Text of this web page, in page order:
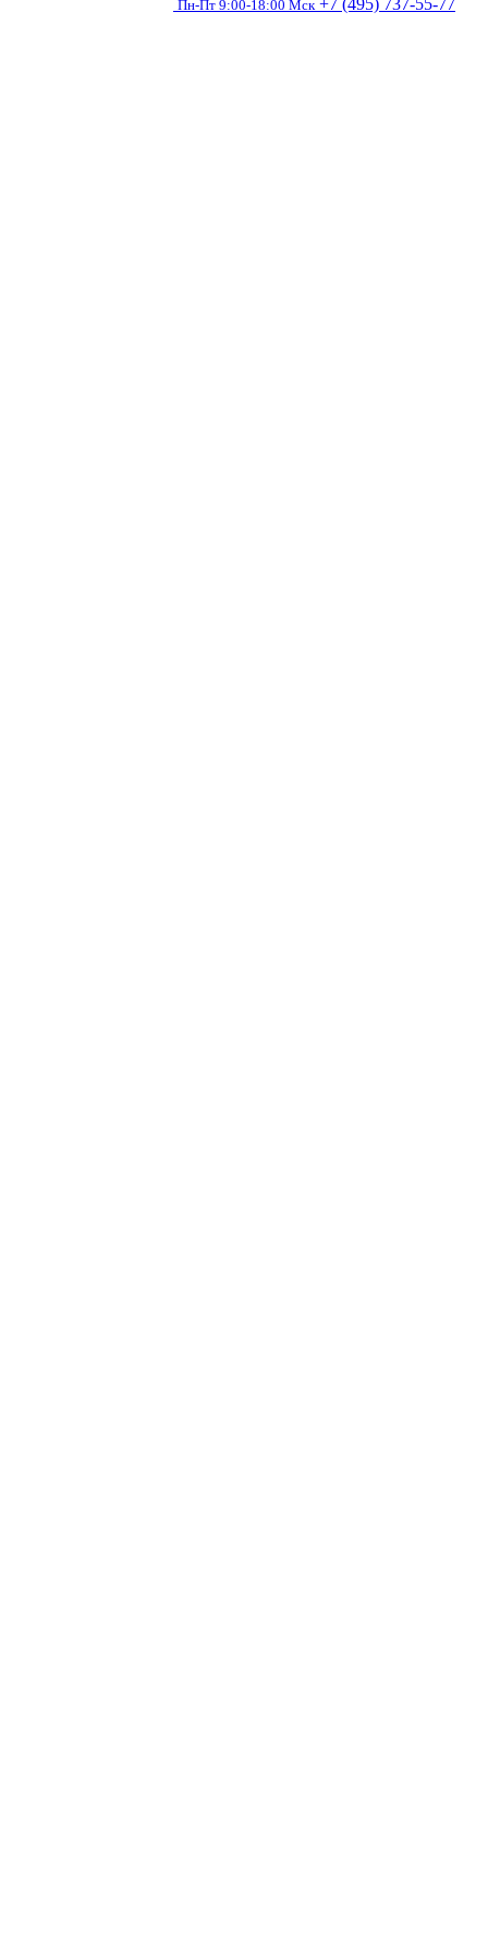
Пн-Пт 9:00-18:00 Мск +7 (495) 737-55-77